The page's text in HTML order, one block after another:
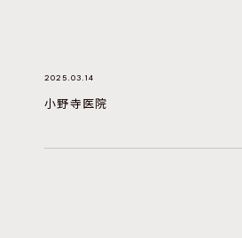
2025.03.14
小野寺医院